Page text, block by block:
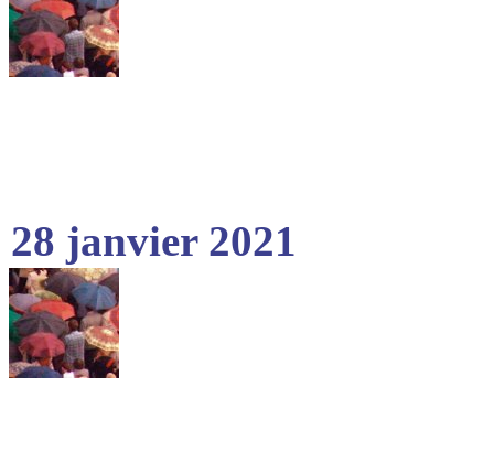
28 janvier 2021